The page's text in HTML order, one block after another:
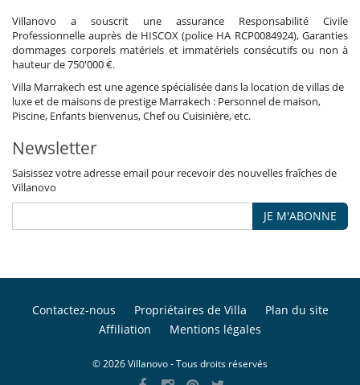
Villanovo a souscrit une assurance Responsabilité Civile
Professionnelle auprès de HISCOX (police HA RCP0084924), Garanties
dommages corporels matériels et immatériels consécutifs ou non à
hauteur de 750'000 €.
Villa Marrakech est une agence spécialisée dans la location de villas de
luxe et de maisons de prestige Marrakech : Personnel de maison,
Piscine, Enfants bienvenus, Chef ou Cuisinière, etc.
Newsletter
Saisissez votre adresse email pour recevoir des nouvelles fraîches de
Villanovo
JE M'ABONNE
Contactez-nous Propriétaires de Villa
Plan du site
Affiliation
Mentions légales
© 2026 Villanovo - Tous droits réservés